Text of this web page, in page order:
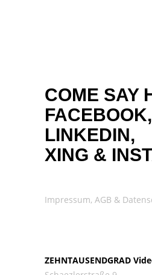
COME SAY
FACEBOOK,
LINKEDIN,
XING &
Impressum, AGB &
ZEHNTAUSENDGRAD